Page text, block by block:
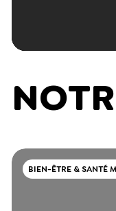
BIEN-ÊTRE & SANTÉ